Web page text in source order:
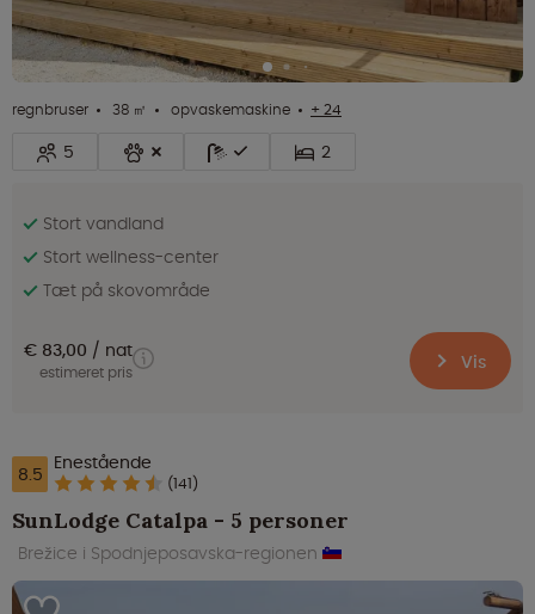
regnbruser 38 ㎡ opvaskemaskine + 24
5 2
Stort vandland
Stort wellness-center
Tæt på skovområde
€ 83,00 nat
estimeret pris Vis
8.5 Enestående
(141)
SunLodge Catalpa - 5 personer
Brežice i Spodnjeposavska-regionen